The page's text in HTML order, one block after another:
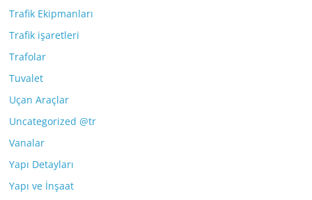
Trafik Ekipmanları
Trafik işaretleri
Trafolar
Tuvalet
Uçan Araçlar
Uncategorized @tr
Vanalar
Yapı Detayları
Yapı ve İnşaat